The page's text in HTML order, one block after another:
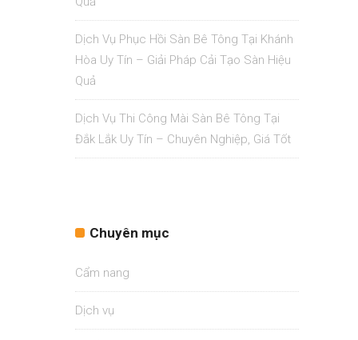
Dịch Vụ Phục Hồi Sàn Bê Tông Tại Khánh
Hòa Uy Tín – Giải Pháp Cải Tạo Sàn Hiệu
Quả
Dịch Vụ Thi Công Mài Sàn Bê Tông Tại
Đắk Lắk Uy Tín – Chuyên Nghiệp, Giá Tốt
Chuyên mục
Cẩm nang
Dịch vụ